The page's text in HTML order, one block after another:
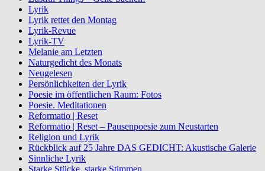
Lyrik
Lyrik rettet den Montag
Lyrik-Revue
Lyrik-TV
Melanie am Letzten
Naturgedicht des Monats
Neugelesen
Persönlichkeiten der Lyrik
Poesie im öffentlichen Raum: Fotos
Poesie. Meditationen
Reformatio | Reset
Reformatio | Reset – Pausenpoesie zum Neustarten
Religion und Lyrik
Rückblick auf 25 Jahre DAS GEDICHT: Akustische Galerie
Sinnliche Lyrik
Starke Stücke, starke Stimmen